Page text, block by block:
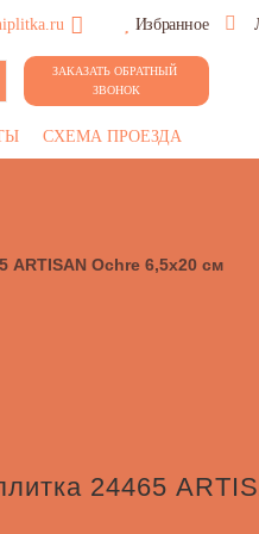
Избранное
ЗАКАЗАТЬ ОБРАТНЫЙ
ЗВОНОК
СХЕМА ПРОЕЗДА
ARTISAN Ochre 6,5х20 см
24465